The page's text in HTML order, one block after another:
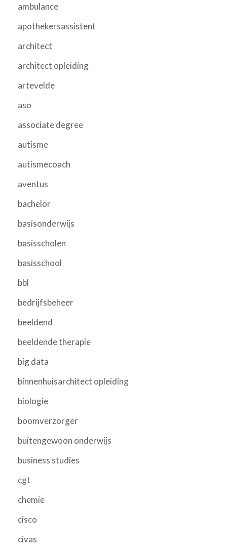
ambulance
apothekersassistent
architect
architect opleiding
artevelde
aso
associate degree
autisme
autismecoach
aventus
bachelor
basisonderwijs
basisscholen
basisschool
bbl
bedrijfsbeheer
beeldend
beeldende therapie
big data
binnenhuisarchitect opleiding
biologie
boomverzorger
buitengewoon onderwijs
business studies
cgt
chemie
cisco
civas